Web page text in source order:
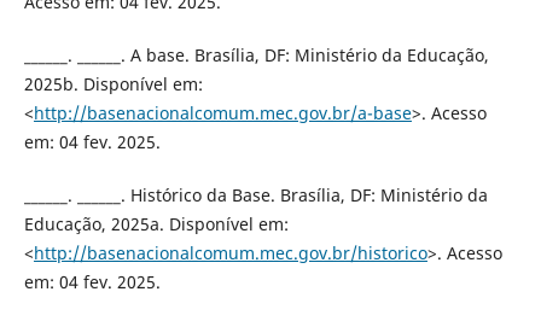
______. ______. A base. Brasília, DF: Ministério da Educação,
2025b. Disponível em:
<http://basenacionalcomum.mec.gov.br/a-base>. Acesso
em: 04 fev. 2025.
______. ______. Histórico da Base. Brasília, DF: Ministério da
Educação, 2025a. Disponível em:
<http://basenacionalcomum.mec.gov.br/historico>. Acesso
em: 04 fev. 2025.